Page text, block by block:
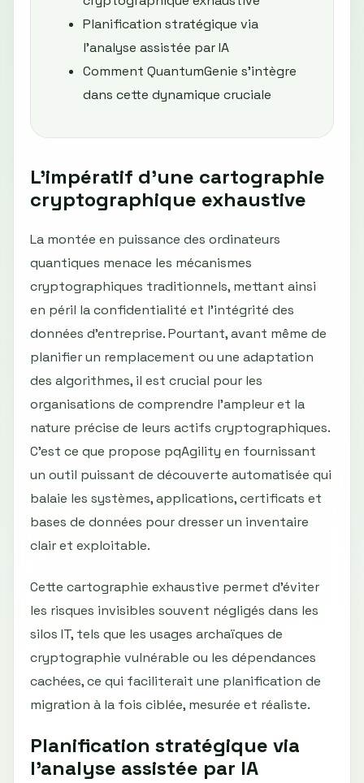
Planification stratégique via
l'analyse assistée par IA
Comment QuantumGenie s'intègre
dans cette dynamique cruciale
L'impératif d'une cartographie
cryptographique exhaustive
La montée en puissance des ordinateurs
quantiques menace les mécanismes
cryptographiques traditionnels, mettant ainsi
en péril la confidentialité et l'intégrité des
données d'entreprise. Pourtant, avant même de
planifier un remplacement ou une adaptation
des algorithmes, il est crucial pour les
organisations de comprendre l'ampleur et la
nature précise de leurs actifs cryptographiques.
C’est ce que propose pqAgility en fournissant
un outil puissant de découverte automatisée qui
balaie les systèmes, applications, certificats et
bases de données pour dresser un inventaire
clair et exploitable.
Cette cartographie exhaustive permet d'éviter
les risques invisibles souvent négligés dans les
silos IT, tels que les usages archaïques de
cryptographie vulnérable ou les dépendances
cachées, ce qui faciliterait une planification de
migration à la fois ciblée, mesurée et réaliste.
Planification stratégique via
l'analyse assistée par IA